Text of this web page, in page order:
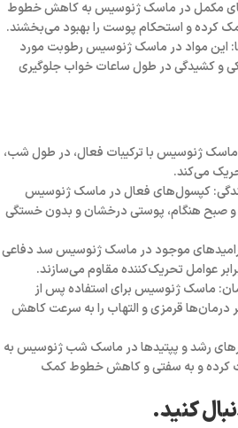
مکمل در ماسک ژنوسیس به کاهش خطوط
و استحکام پوست را بهبود می‌بخشند.
این مواد در ماسک ژنوسیس رطوبت مورد
و کشیدگی در طول ساعات خواب جلوگیری
ماسک ژنوسیس با ترکیبات فعال، در طول شب،
می‌کند.
کپسول‌های فعال در ماسک ژنوسیس
و صبح هنگام، پوستی درخشان و بدون خستگی
موجود در ماسک ژنوسیس سد دفاعی
عوامل تحریک‌کننده مقاوم می‌سازند.
ماسک ژنوسیس برای استفاده پس از
درمان‌ها قرمزی و التهاب را به سرعت کاهش
رشد و پپتیدها در ماسک شب ژنوسیس به
کرده و به سفتی و کاهش خطوط کمک
کنید.